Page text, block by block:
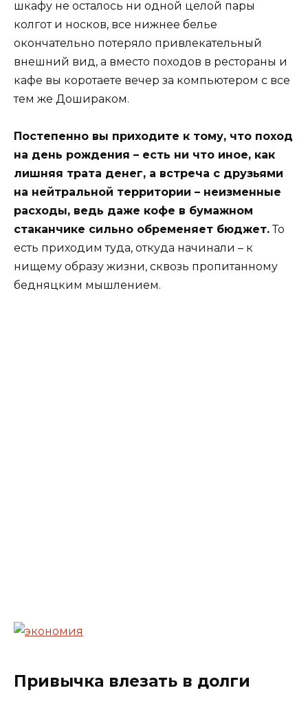
шкафу не осталось ни одной целой пары
колгот и носков, все нижнее белье
окончательно потеряло привлекательный
внешний вид, а вместо походов в рестораны и
кафе вы коротаете вечер за компьютером с все
тем же Дошираком.
Постепенно вы приходите к тому, что поход
на день рождения – есть ни что иное, как
лишняя трата денег, а встреча с друзьями
на нейтральной территории – неизменные
расходы, ведь даже кофе в бумажном
стаканчике сильно обременяет бюджет.То
есть приходим туда, откуда начинали – к
нищему образу жизни, сквозь пропитанному
бедняцким мышлением.
Привычка влезать в долги